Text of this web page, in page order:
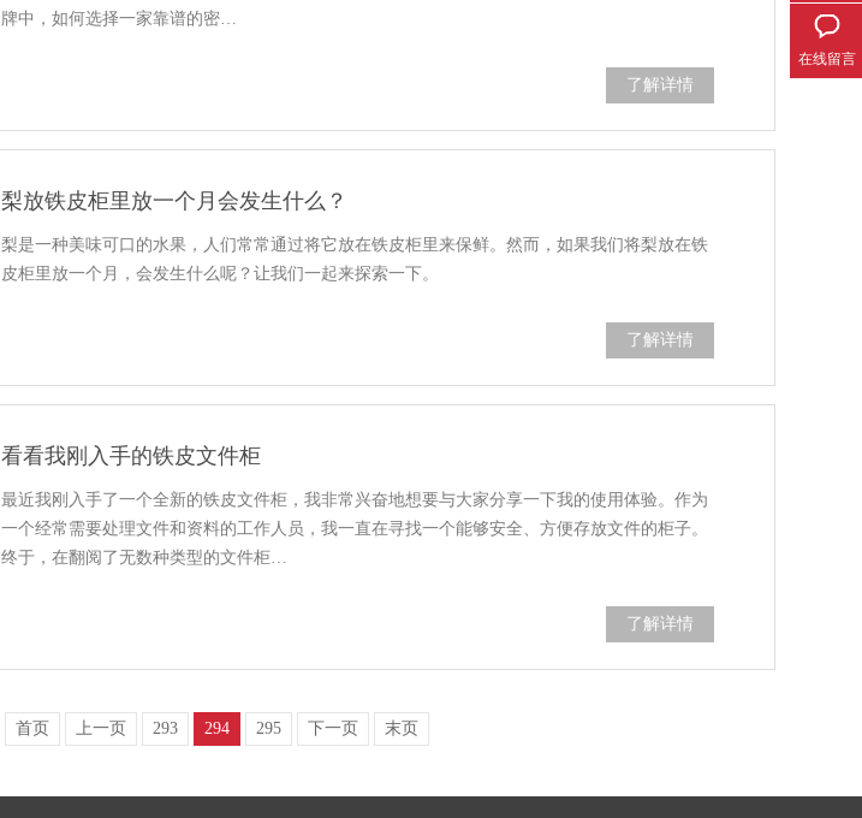
牌中，如何选择一家靠谱的密…
了解详情
梨放铁皮柜里放一个月会发生什么？
梨是一种美味可口的水果，人们常常通过将它放在铁皮柜里来保鲜。然而，如果我们将梨放在铁
皮柜里放一个月，会发生什么呢？让我们一起来探索一下。
了解详情
看看我刚入手的铁皮文件柜
最近我刚入手了一个全新的铁皮文件柜，我非常兴奋地想要与大家分享一下我的使用体验。作为
一个经常需要处理文件和资料的工作人员，我一直在寻找一个能够安全、方便存放文件的柜子。
终于，在翻阅了无数种类型的文件柜…
了解详情
首页 上一页 293 294 295 下一页 末页
在线留言